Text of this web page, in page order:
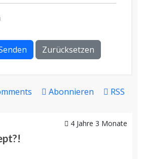
Zurücksetzen
Abonnieren RSS
4 Jahre 3 Monate